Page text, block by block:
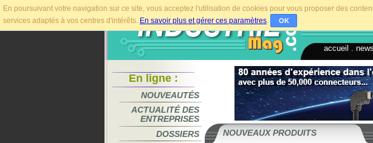
En poursuivant votre navigation sur ce site, vous acceptez l'utilisation de cookies pour vous proposer des
services adaptés à vos centres d'intérêts. En savoir plus et gérer ces paramètres. OK
accueil
En ligne :
NOUVEAUTÉS
ACTUALITÉ DES
ENTREPRISES
DOSSIERS
NOUVEAUX PRODUITS